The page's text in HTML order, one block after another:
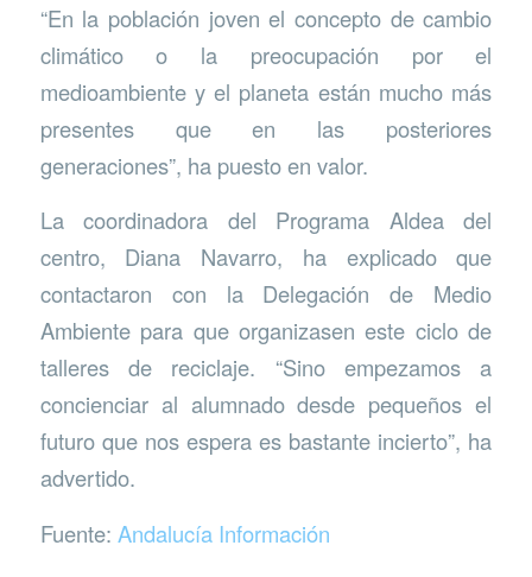
“En la población joven el concepto de cambio
climático o la preocupación por el
medioambiente y el planeta están mucho más
presentes que en las posteriores
generaciones”, ha puesto en valor.
La coordinadora del Programa Aldea del
centro, Diana Navarro, ha explicado que
contactaron con la Delegación de Medio
Ambiente para que organizasen este ciclo de
talleres de reciclaje. “Sino empezamos a
concienciar al alumnado desde pequeños el
futuro que nos espera es bastante incierto”, ha
advertido.
Fuente: Andalucía Información